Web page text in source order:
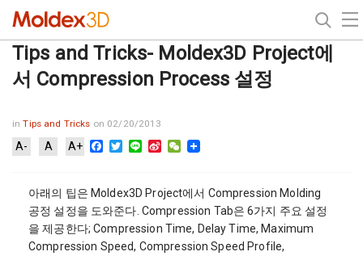
Tips and Tricks- Moldex3D Project에
서 Compression Process 설정
inTips and Tricks on 02/20/2013
A- A A+ Facebook
Twitter
Line Sina WeChat
아래의 팁은 Moldex3D Project에서 Compression Molding
공정 설정을 도와준다. Compression Tab은 6가지 주요 설정
을 제공한다; Compression Time, Delay Time, Maximum
Compression Speed, Compression Speed Profile,